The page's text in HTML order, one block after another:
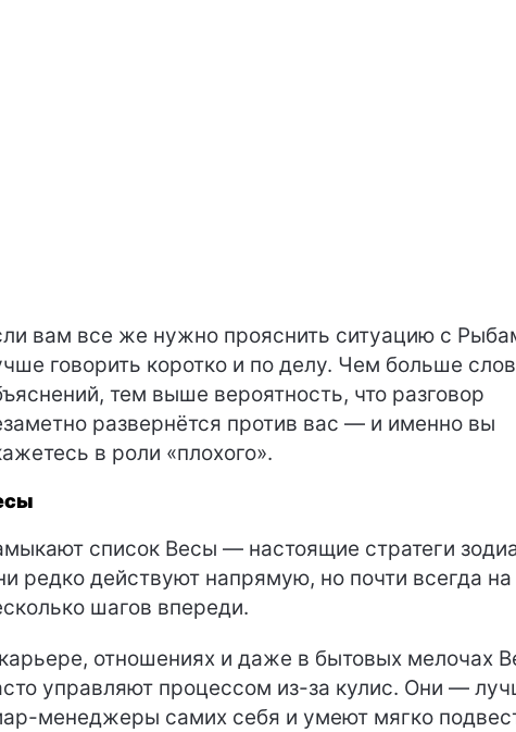
вам все же нужно прояснить ситуацию с
говорить коротко и по делу. Чем больше
тем выше вероятность, что разговор
развернётся против вас — и именно вы
в роли «плохого».
список Весы — настоящие стратеги
редко действуют напрямую, но почти всегда на
шагов впереди.
отношениях и даже в бытовых мелочах
управляют процессом из-за кулис. Они —
менеджеры самих себя и умеют мягко